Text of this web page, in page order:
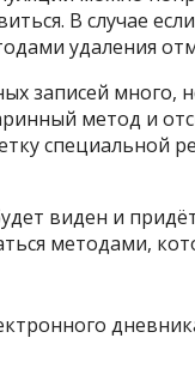
В случае
удаления
записей много,
метод и
специальной
виден и
методами,